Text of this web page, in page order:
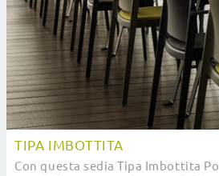
TIPA IMBOTTITA
Con questa sedia Tipa Imbottita